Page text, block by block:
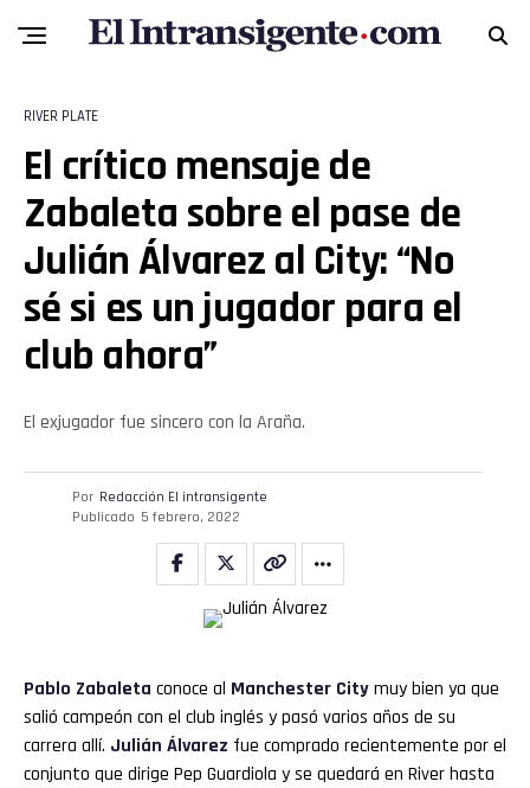
RIVER PLATE
El crítico mensaje de
Zabaleta sobre el pase de
Julián Álvarez al City: “No
sé si es un jugador para el
club ahora”
El exjugador fue sincero con la Araña.
Por Redacción El intransigente
Publicado 5 febrero, 2022
Pablo Zabaleta conoce al Manchester Citymuy bien ya que
salió campeón con el club inglés y pasó varios años de su
carrera allí. Julián Álvarez fue comprado recientemente por el
conjunto que dirige Pep Guardiola y se quedará en River hasta
Flipboard
Reddit
Email